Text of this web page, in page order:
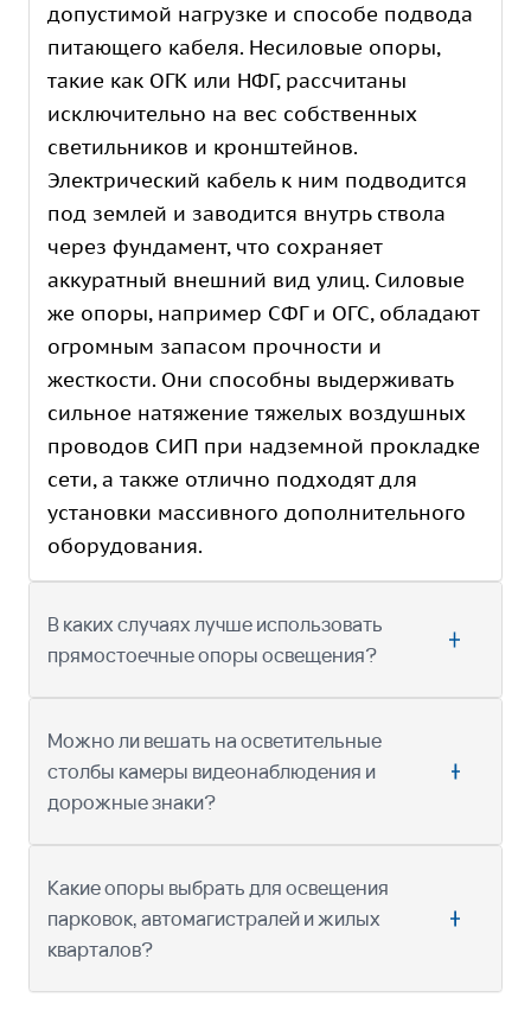
допустимой нагрузке и способе подвода
питающего кабеля. Несиловые опоры,
такие как ОГК или НФГ, рассчитаны
исключительно на вес собственных
светильников и кронштейнов.
Электрический кабель к ним подводится
под землей и заводится внутрь ствола
через фундамент, что сохраняет
аккуратный внешний вид улиц. Силовые
же опоры, например СФГ и ОГС, обладают
огромным запасом прочности и
жесткости. Они способны выдерживать
сильное натяжение тяжелых воздушных
проводов СИП при надземной прокладке
сети, а также отлично подходят для
установки массивного дополнительного
оборудования.
В каких случаях лучше использовать
прямостоечные опоры освещения?
Можно ли вешать на осветительные
столбы камеры видеонаблюдения и
дорожные знаки?
Какие опоры выбрать для освещения
парковок, автомагистралей и жилых
кварталов?